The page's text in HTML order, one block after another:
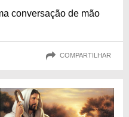
conversação de mão
COMPARTILHAR